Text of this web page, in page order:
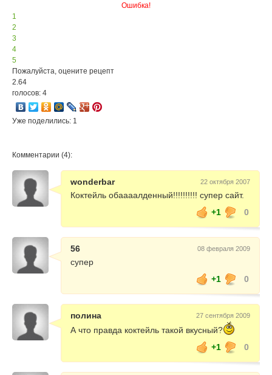
Ошибка!
1
2
3
4
5
Пожалуйста, оцените рецепт
2.64
голосов: 4
Уже поделились: 1
Комментарии (4):
wonderbar 22 октября 2007
Коктейль обаааалденный!!!!!!!!!! супер сайт.
+1
0
56 08 февраля 2009
супер
+1
0
полина 27 сентября 2009
А что правда коктейль такой вкусный?
+1
0